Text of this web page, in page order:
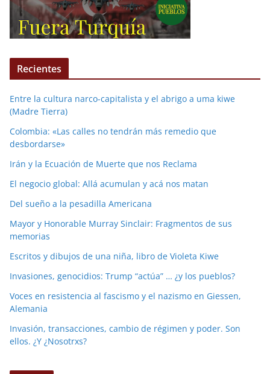
Recientes
Entre la cultura narco-capitalista y el abrigo a uma kiwe
(Madre Tierra)
Colombia: «Las calles no tendrán más remedio que
desbordarse»
Irán y la Ecuación de Muerte que nos Reclama
El negocio global: Allá acumulan y acá nos matan
Del sueño a la pesadilla Americana
Mayor y Honorable Murray Sinclair: Fragmentos de sus
memorias
Escritos y dibujos de una niña, libro de Violeta Kiwe
Invasiones, genocidios: Trump “actúa” … ¿y los pueblos?
Voces en resistencia al fascismo y el nazismo en Giessen,
Alemania
Invasión, transacciones, cambio de régimen y poder. Son
ellos. ¿Y ¿Nosotrxs?